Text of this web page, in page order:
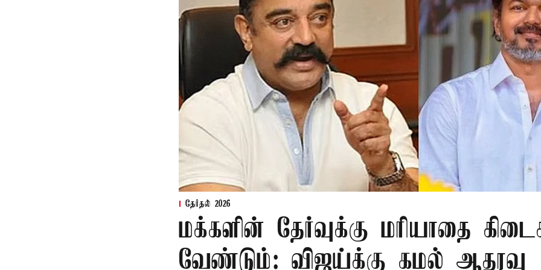
தேர்தல் 2026
மக்களின் தேர்வுக்கு மரியாதை
வேண்டும்: விஜய்க்கு கமல் ஆதரவு